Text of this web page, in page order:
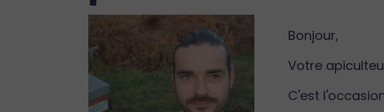
Bonjour,
Votre
C'est